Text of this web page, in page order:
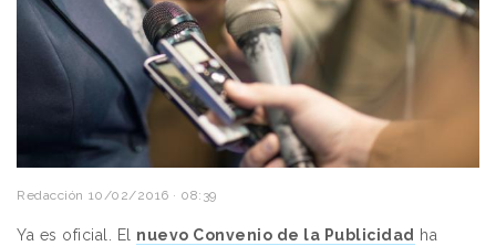
Redacción 10/02/2016 · 08:39
Ya es oficial. El nuevo Convenio de la Publicidad ha